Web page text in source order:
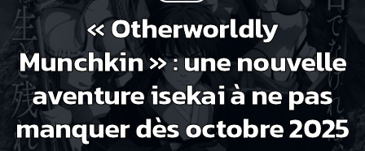
« Otherworldly
Munchkin » : une nouvelle
aventure isekai à ne pas
manquer dès octobre 2025